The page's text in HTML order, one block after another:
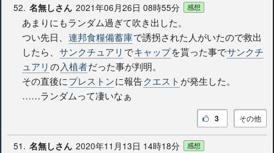
52. 名無しさん 2021年06月26日 08時55分 感想
あまりにもランダム過ぎて吹き出した。
つい先日、 連邦食糧備蓄庫で誘拐された人がいたので救出
したら、 サンクチュアリ でキャップを貰った事でサンクチ
ュアリ の入植者だった事が判明。
その直後にプレストンに報告クエスト が発生した。
……ランダムって凄いなぁ
その他
3
51. 名無しさん 2020年11月13日 14時18分 感想